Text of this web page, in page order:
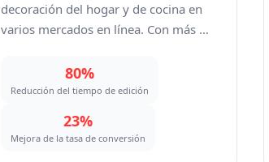
decoración del hogar y de cocina en
varios mercados en línea. Con más de
más de 20 horas a la semana a editar
fotos de productos: eliminar fondos,
estandarizar la calidad de las
80%
Reducción del tiempo de edición
23%
Mejora de la tasa de conversión